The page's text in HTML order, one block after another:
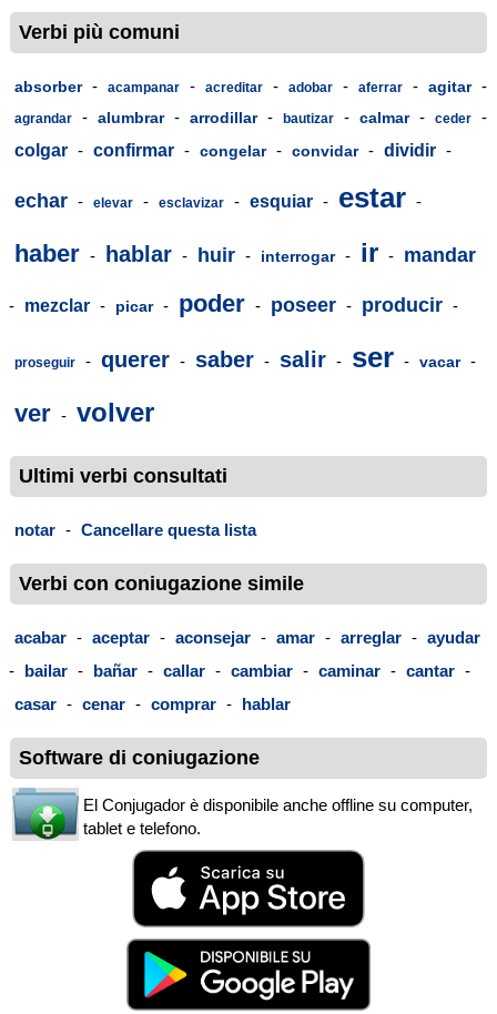
Verbi più comuni
absorber - acampanar - acreditar - adobar - aferrar - agitar -
agrandar - alumbrar - arrodillar - bautizar - calmar - ceder
-
colgar - confirmar - congelar - convidar - dividir -
echar - elevar - esclavizar - esquiar - estar -
haber - hablar - huir - interrogar - ir - mandar
- mezclar - picar - poder - poseer - producir -
proseguir - querer - saber - salir - ser - vacar -
ver - volver
Ultimi verbi consultati
notar - Cancellare questa lista
Verbi con coniugazione simile
acabar - aceptar - aconsejar - amar - arreglar - ayudar
- bailar - bañar - callar - cambiar - caminar - cantar -
casar - cenar - comprar - hablar
Software di coniugazione
El Conjugador è disponibile anche offline su computer,
tablet e telefono.